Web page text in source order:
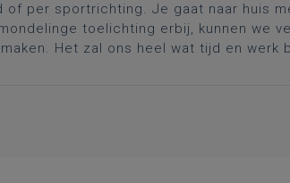
of per sportrichting. Je gaat naar huis
toelichting erbij, kunnen we
Het zal ons heel wat tijd en werk